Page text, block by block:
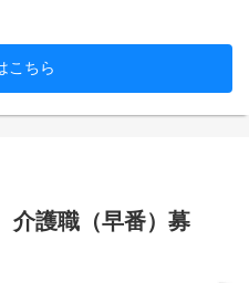
こちら
護職（早番）募